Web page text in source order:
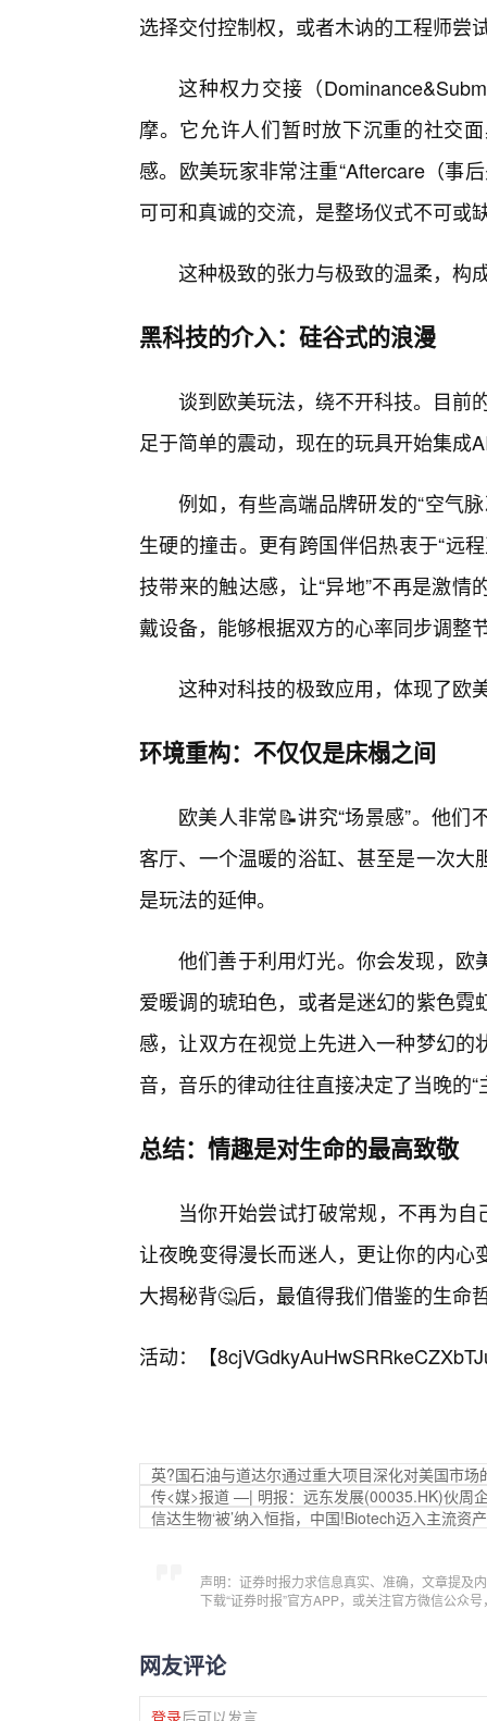
选择交付控制权，或者木讷的工程师尝
这种权力交接（
摩。它允许人们暂时放下沉重的社交
感。欧美玩家非常注重“Aftercare（事
可可和真诚的交流，是整场仪式不可或
这种极致的张力与极致的温柔，构
黑科技的介入：硅谷式的浪漫
谈到欧美玩法，绕不开科技。目前
足于简单的震动，现在的玩具开始集成
例如，有些高端品牌研发的“空气
生硬的撞击。更有跨国伴侣热衷于“远
技带来的触达感，让“异地”不再是激
戴设备，能够根据双方的心率同步调整
这种对科技的极致应用，体现了欧
环境重构：不仅仅是床榻之间
欧美人非常📝讲究“场景感”。他
客厅、一个温暖的浴缸、甚至是一次
是玩法的延伸。
他们善于利用灯光。你会发现，欧
爱暖调的琥珀色，或者是迷幻的紫色
感，让双方在视觉上先进入一种梦幻
音，音乐的律动往往直接决定了当晚的“
总结：情趣是对生命的最高致敬
当你开始尝试打破常规，不再为
让夜晚变得漫长而迷人，更让你的内
大揭秘背🤔后，最值得我们借鉴的生命
活动：【
英?国石油与道达尔通过重大项目深化对美国市场
传<媒>报道 —| 明报：远东发展(00035.HK)伙周
信达生物‘被’纳入恒指，中国!Biotech迈入主流资
声明：证券时报力求信息真实、准确，文章提及
下载“证券时报”官方APP，或关注官方微信公众
网友评论
登录后可以发言